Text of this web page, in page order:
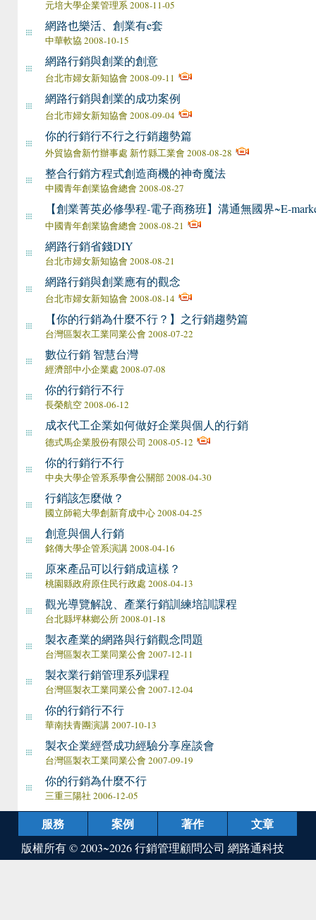
元培大學企業管理系 2008-11-05
網路也樂活、創業有e套
中華軟協 2008-10-15
網路行銷與創業的創意
台北市婦女新知協會 2008-09-11
網路行銷與創業的成功案例
台北市婦女新知協會 2008-09-04
你的行銷行不行之行銷趨勢篇
外貿協會新竹辦事處 新竹縣工業會 2008-08-28
整合行銷方程式 創造商機的神奇魔法
中國青年創業協會總會 2008-08-27
【創業菁英必修學程-電子商務班】溝通無國界~E-
中國青年創業協會總會 2008-08-21
網路行銷省錢DIY
台北市婦女新知協會 2008-08-21
網路行銷與創業應有的觀念
台北市婦女新知協會 2008-08-14
【你的行銷為什麼不行？】之行銷趨勢篇
台灣區製衣工業同業公會 2008-07-22
數位行銷 智慧台灣
經濟部中小企業處 2008-07-08
你的行銷行不行
長榮航空 2008-06-12
成衣代工企業如何做好企業與個人的行銷
德式馬企業股份有限公司 2008-05-12
你的行銷行不行
中央大學企管系系學會公關部 2008-04-30
行銷該怎麼做？
國立師範大學創新育成中心 2008-04-25
創意與個人行銷
銘傳大學企管系演講 2008-04-16
原來產品可以行銷成這樣？
桃園縣政府原住民行政處 2008-04-13
觀光導覽解說、產業行銷訓練培訓課程
台北縣坪林鄉公所 2008-01-18
製衣產業的網路與行銷觀念問題
台灣區製衣工業同業公會 2007-12-11
製衣業行銷管理系列課程
台灣區製衣工業同業公會 2007-12-04
你的行銷行不行
華南扶青團演講 2007-10-13
製衣企業經營成功經驗分享座談會
台灣區製衣工業同業公會 2007-09-19
你的行銷為什麼不行
三重三陽社 2006-12-05
服務 案例 著作 文章
版權所有 © 2003~2026行銷管理顧問公司 網路通科技